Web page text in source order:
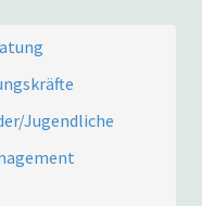
Jugendliche